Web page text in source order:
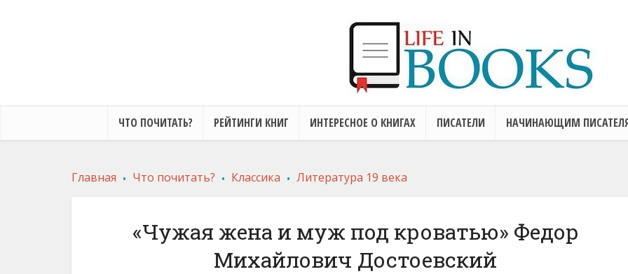
ЧТО ПОЧИТАТЬ? РЕЙТИНГИ КНИГ ИНТЕРЕСНОЕ О КНИГАХ ПИСАТЕЛИ НАЧИНАЮЩИМ
Главная . Что почитать? . Классика . Литература 19 века
«Чужая жена и муж под кроватью» Федор
Михайлович Достоевский